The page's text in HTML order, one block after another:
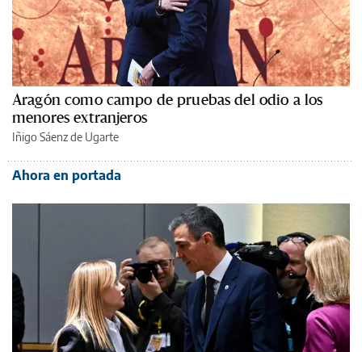
Aragón como campo de pruebas del odio a los
menores extranjeros
Iñigo Sáenz de Ugarte
Ahora en portada